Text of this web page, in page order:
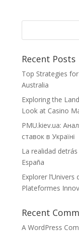
Recent Posts
Top Strategies
Australia
Exploring the
Look at Casino
PMU.kiev.ua:
ставок в Україні
La realidad
España
Explorer
Plateformes
Recent
A WordPress